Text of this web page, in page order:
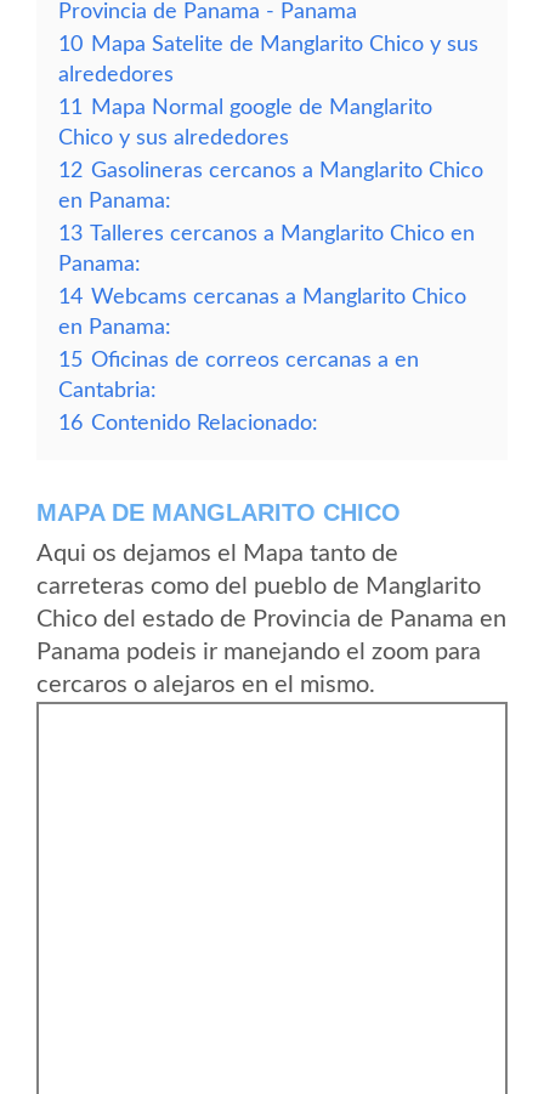
Provincia de Panama - Panama
10 Mapa Satelite de Manglarito Chico y sus
alrededores
11
Mapa Normal google de Manglarito
Chico y sus alrededores
12 Gasolineras cercanos a Manglarito Chico
en Panama:
13 Talleres cercanos a Manglarito Chico en
Panama:
14 Webcams cercanas a Manglarito Chico
en Panama:
15 Oficinas de correos cercanas a en
Cantabria:
16 Contenido Relacionado:
MAPA DE MANGLARITO CHICO
Aqui os dejamos el Mapa tanto de
carreteras como del pueblo de Manglarito
Chico del estado de Provincia de Panama en
Panama podeis ir manejando el zoom para
cercaros o alejaros en el mismo.